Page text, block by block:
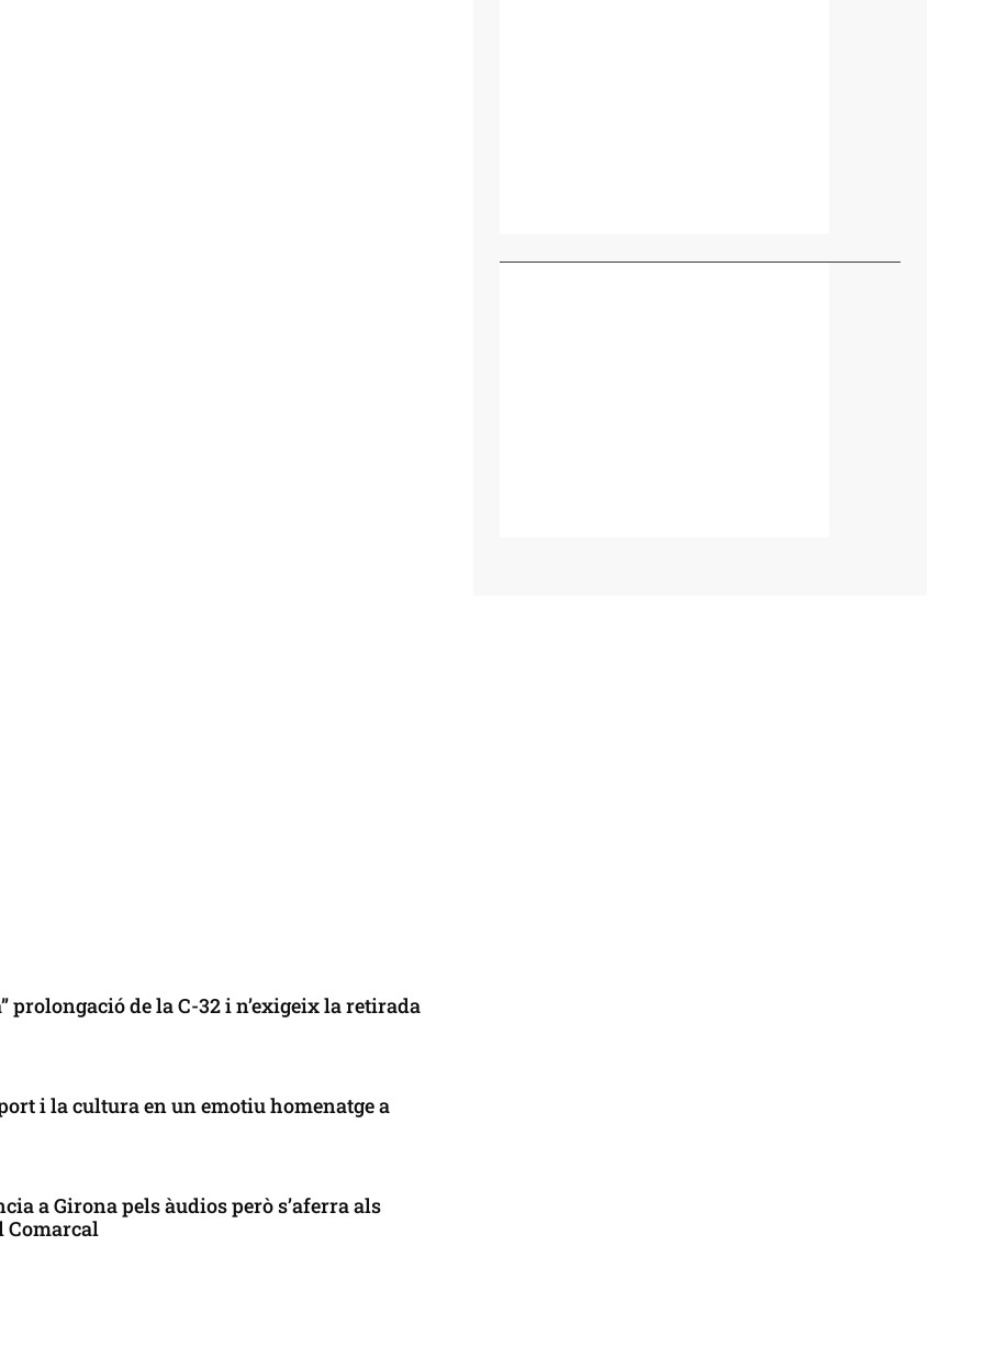
prolongació de la C-32 i n’exigeix la retirada
i la cultura en un emotiu homenatge a
a Girona pels àudios però s’aferra als
Comarcal